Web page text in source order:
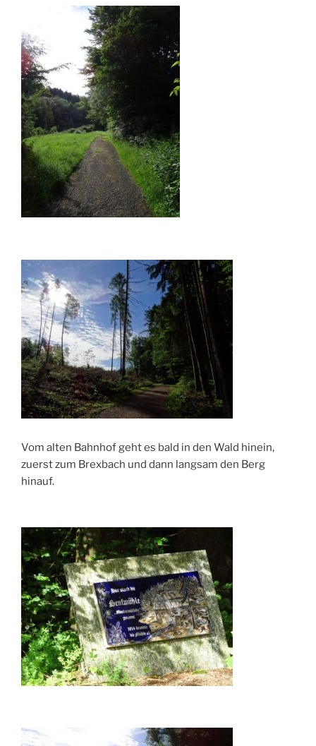
Vom alten Bahnhof geht es bald in den Wald hinein,
zuerst zum Brexbach und dann langsam den Berg
hinauf.